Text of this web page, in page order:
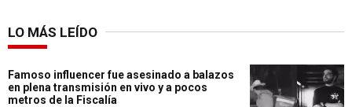
LO MÁS LEÍDO
Famoso influencer fue asesinado a balazos
en plena transmisión en vivo y a pocos
metros de la Fiscalía